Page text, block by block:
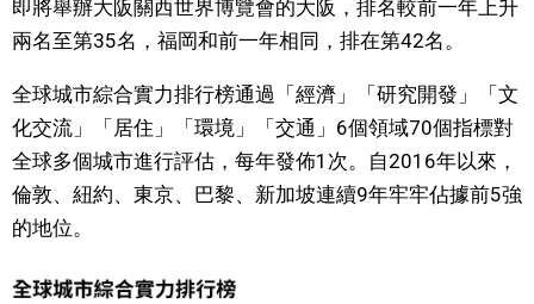
娛樂
教育
工作勞動
家庭
醫療健康
即將舉辦大阪關西世界博覽會的大阪，排名較前一年上升
兩名至第35名，福岡和前一年相同，排在第42名。
全球城市綜合實力排行榜通過「經濟」「研究開發」「文
化交流」「居住」「環境」「交通」6個領域70個指標對
全球多個城市進行評估，每年發佈1次。自2016年以來，
倫敦、紐約、東京、巴黎、新加坡連續9年牢牢佔據前5強
的地位。